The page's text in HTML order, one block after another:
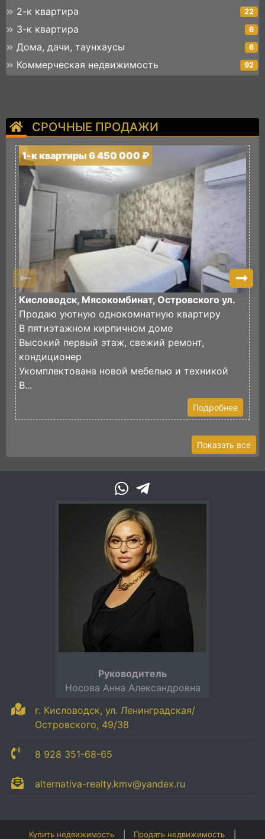
2-к квартира 22
3-к квартира 6
Дома, дачи, таунхаусы 6
Коммерческая недвижимость 92
СРОЧНЫЕ ПРОДАЖИ
1-к квартиры 6 450 000 ₽
Кисловодск, Мясокомбинат, Островского ул.
Продаю уютную однокомнатную квартиру
В пятиэтажном кирпичном доме
Высокий первый этаж, свежий ремонт,
кондиционер
Укомплектована новой мебелью и техникой
В...
Подробнее
Показать все
г. Кисловодск, ул. Ленинградская/
Островского, 49/38
8 928 351-68-65
alternativa-realty.kmv@yandex.ru
Руководитель
Носова Анна Александровна
Купить недвижимость Продать недвижимость